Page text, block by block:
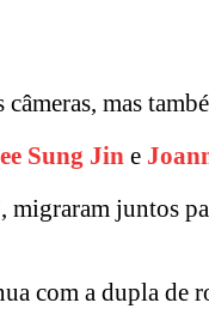
mas
Sung Jin e
, migraram juntos
com a dupla de